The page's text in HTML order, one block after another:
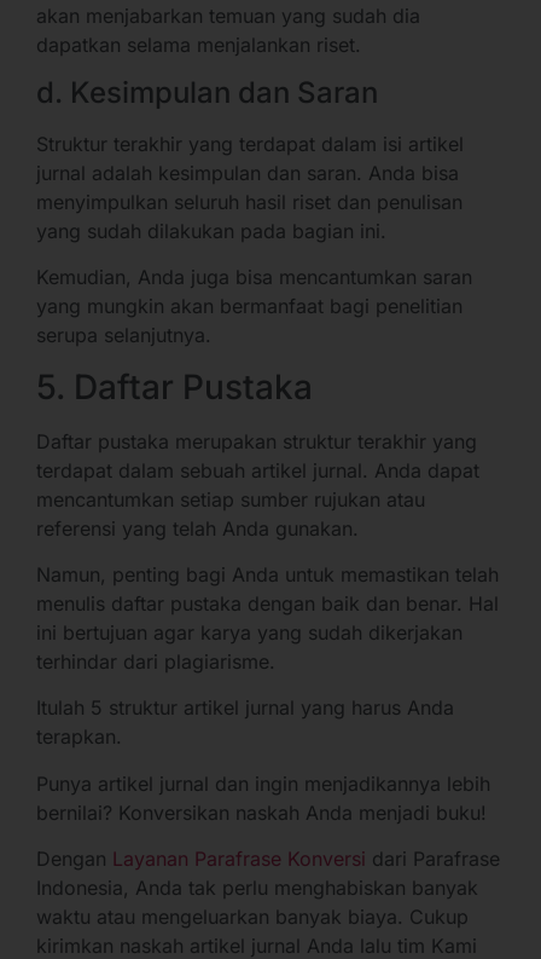
akan menjabarkan temuan yang sudah dia
dapatkan selama menjalankan riset.
d. Kesimpulan dan Saran
Struktur terakhir yang terdapat dalam isi artikel
jurnal adalah kesimpulan dan saran. Anda bisa
menyimpulkan seluruh hasil riset dan penulisan
yang sudah dilakukan pada bagian ini.
Kemudian, Anda juga bisa mencantumkan saran
yang mungkin akan bermanfaat bagi penelitian
serupa selanjutnya.
5. Daftar Pustaka
Daftar pustaka merupakan struktur terakhir yang
terdapat dalam sebuah artikel jurnal. Anda dapat
mencantumkan setiap sumber rujukan atau
referensi yang telah Anda gunakan.
Namun, penting bagi Anda untuk memastikan telah
menulis daftar pustaka dengan baik dan benar. Hal
ini bertujuan agar karya yang sudah dikerjakan
terhindar dari plagiarisme.
Itulah 5 struktur artikel jurnal yang harus Anda
terapkan.
Punya artikel jurnal dan ingin menjadikannya lebih
bernilai? Konversikan naskah Anda menjadi buku!
Dengan Layanan Parafrase Konversi dari Parafrase
Indonesia, Anda tak perlu menghabiskan banyak
waktu atau mengeluarkan banyak biaya. Cukup
kirimkan naskah artikel jurnal Anda lalu tim Kami